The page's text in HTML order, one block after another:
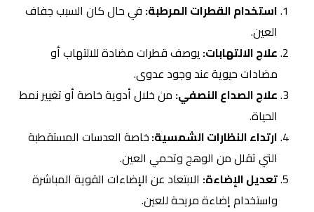
استخدام القطرات المرطبة: في حال كان السبب جفاف
العين.
علاج الالتهابات:يوصف قطرات مضادة للالتهاب أو
مضادات حيوية عند وجود عدوى.
علاج الصداع النصفي: من خلال أدوية خاصة أو تغيير نمط
الحياة.
ارتداء النظارات الشمسية:خاصة العدسات المستقطبة
التي تقلل من الوهج وتحمي العين.
تعديل الإضاءة: الابتعاد عن الإضاءات القوية المباشرة
واستخدام إضاءة مريحة للعين.